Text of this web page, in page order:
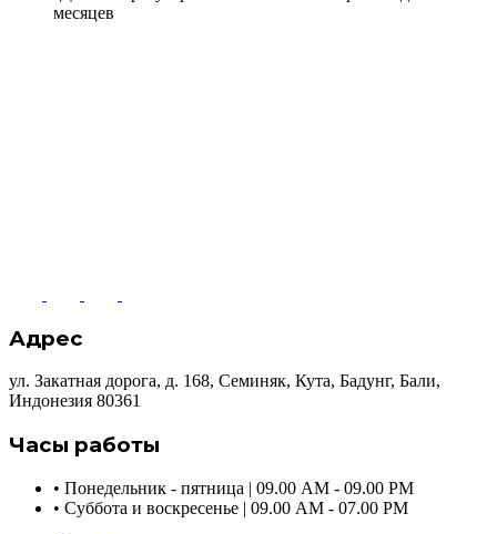
месяцев
Адрес
ул. Закатная дорога, д. 168, Семиняк, Кута, Бадунг, Бали,
Индонезия 80361
Часы работы
• Понедельник - пятница | 09.00 AM - 09.00 PM
• Суббота и воскресенье | 09.00 AM - 07.00 PM